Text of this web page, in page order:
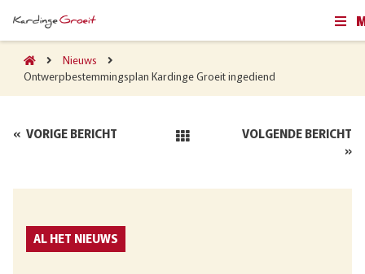
Nieuws
Ontwerpbestemmingsplan Kardinge Groeit ingediend
« VORIGE BERICHT
VOLGENDE BERICHT
»
AL HET NIEUWS